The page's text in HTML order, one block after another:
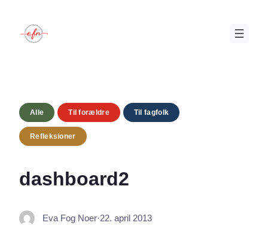
indhold
Alle Til forældre Til fagfolk
Refleksioner
dashboard2
Eva Fog Noer·22. april 2013